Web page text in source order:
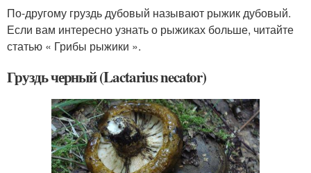
По-другому груздь дубовый называют рыжик дубовый.
Если вам интересно узнать о рыжиках больше, читайте
статью « Грибы рыжики ».
Груздь черный (Lactarius necator)